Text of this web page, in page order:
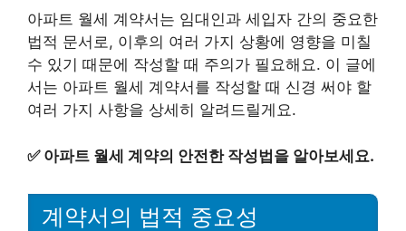
아파트 월세 계약서는 임대인과 세입자 간의 중요한
법적 문서로, 이후의 여러 가지 상황에 영향을 미칠
수 있기 때문에 작성할 때 주의가 필요해요. 이 글에
서는 아파트 월세 계약서를 작성할 때 신경 써야 할
여러 가지 사항을 상세히 알려드릴게요.
✅ 아파트 월세 계약의 안전한 작성법을 알아보세요.
계약서의 법적 중요성